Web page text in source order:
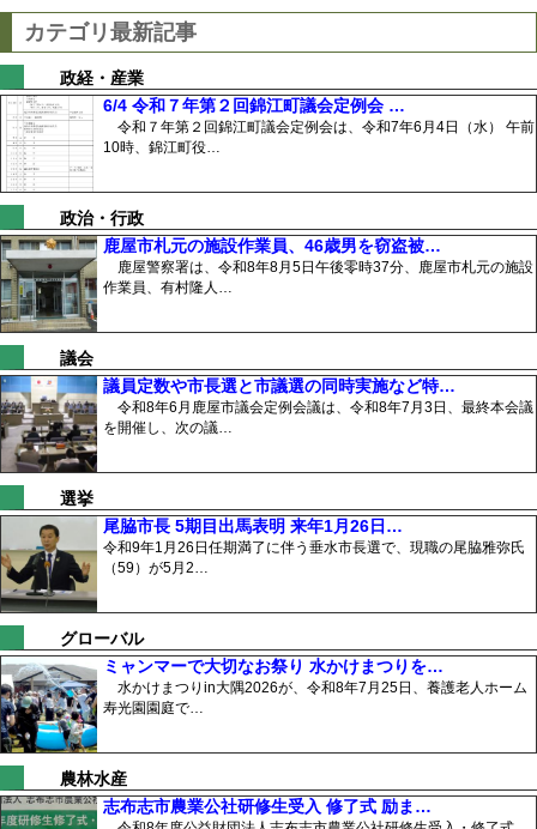
カテゴリ最新記事
政経・産業
6/4 令和７年第２回錦江町議会定例会 …
令和７年第２回錦江町議会定例会は、令和7年6月4日（水） 午前
10時、錦江町役…
政治・行政
鹿屋市札元の施設作業員、46歳男を窃盗被…
鹿屋警察署は、令和8年8月5日午後零時37分、鹿屋市札元の施設
作業員、有村隆人…
議会
議員定数や市長選と市議選の同時実施など特…
令和8年6月鹿屋市議会定例会議は、令和8年7月3日、最終本会議
を開催し、次の議…
選挙
尾脇市長 5期目出馬表明 来年1月26日…
令和9年1月26日任期満了に伴う垂水市長選で、現職の尾脇雅弥氏
（59）が5月2…
グローバル
ミャンマーで大切なお祭り 水かけまつりを…
水かけまつりin大隅2026が、令和8年7月25日、養護老人ホーム
寿光園園庭で…
農林水産
志布志市農業公社研修生受入 修了式 励ま…